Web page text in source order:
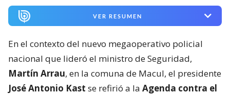
VER RESUMEN
En el contexto del nuevo megaoperativo policial
nacional que lideró el ministro de Seguridad,
Martín Arrau, en la comuna de Macul, el presidente
José Antonio Kast se refirió a la Agenda contra el